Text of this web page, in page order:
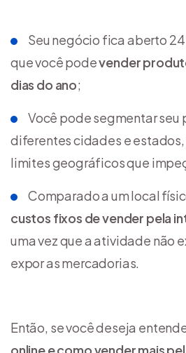
Seu negócio fica aberto
que você podevender
dias do ano;
Você pode segmentar seu
diferentes cidades e estados,
limites geográficos que
Comparado a um local
custos fixos de vender pela
uma vez que a atividade não
expor as mercadorias.
Então, se você deseja
onlineecomo vender mais